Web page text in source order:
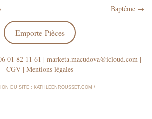
Baptême →
Emporte-Pièces
01 82 11 61 | marketa.macudova@icloud.com |
CGV | Mentions légales
DU SITE : KATHLEENROUSSET.COM /